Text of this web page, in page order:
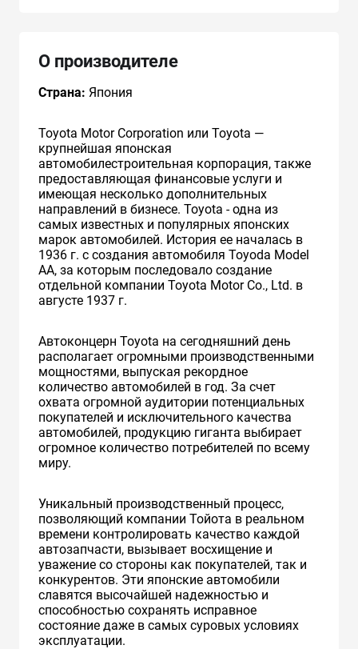
О производителе
Страна: Япония
Toyota Motor Corporation или Toyota —
крупнейшая японская
автомобилестроительная корпорация, также
предоставляющая финансовые услуги и
имеющая несколько дополнительных
направлений в бизнесе. Toyota - одна из
самых известных и популярных японских
марок автомобилей. История ее началась в
1936 г. с создания автомобиля Toyoda Model
AA, за которым последовало создание
отдельной компании Toyota Motor Co., Ltd. в
августе 1937 г.
Автоконцерн Toyota на сегодняшний день
располагает огромными производственными
мощностями, выпуская рекордное
количество автомобилей в год. За счет
охвата огромной аудитории потенциальных
покупателей и исключительного качества
автомобилей, продукцию гиганта выбирает
огромное количество потребителей по всему
миру.
Уникальный производственный процесс,
позволяющий компании Тойота в реальном
времени контролировать качество каждой
автозапчасти, вызывает восхищение и
уважение со стороны как покупателей, так и
конкурентов. Эти японские автомобили
славятся высочайшей надежностью и
способностью сохранять исправное
состояние даже в самых суровых условиях
эксплуатации.